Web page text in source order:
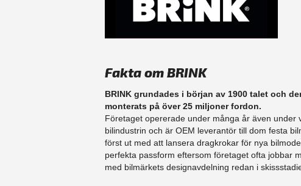
Fakta om BRINK
BRINK grundades i början av 1900 talet och
monterats på över 25 miljoner fordon.
Företaget opererade under många år även
bilindustrin och är OEM leverantör till dom festa
först ut med att lansera dragkrokar för nya
perfekta passform eftersom företaget ofta jobbar
med bilmärkets designavdelning redan i